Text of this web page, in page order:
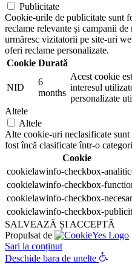
Publicitate
Cookie-urile de publicitate sunt
reclame relevante și campanii
urmăresc vizitatorii pe site-uri
oferi reclame personalizate.
Cookie Durată
NID
6
months
Acest cookie
interesul
personalizate
Altele
Altele
Alte cookie-uri neclasificate sunt
fost încă clasificate într-o
Cookie
cookielawinfo-checkbox-
cookielawinfo-checkbox-
cookielawinfo-checkbox-
cookielawinfo-checkbox-
SALVEAZĂ ȘI ACCEPTĂ
Propulsat de
Sari la conținut
Deschide bara de unelte